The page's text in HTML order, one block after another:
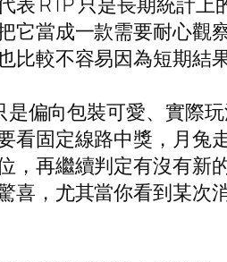
它當成一款需要耐心
較不容易因為短期結
偏向包裝可愛、實際
固定線路中獎，月兔
，再繼續判定有沒有
喜，尤其當你看到某